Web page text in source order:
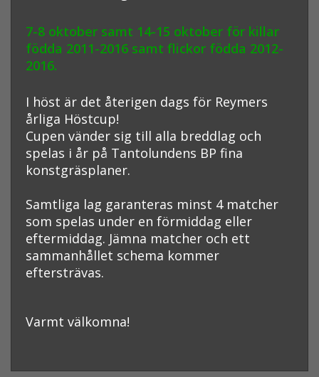
7-8 oktober samt 14-15 oktober för killar
födda 2011-2016 samt flickor födda 2012-
2016.
I höst är det återigen dags för Reymers
årliga Höstcup!
Cupen vänder sig till alla breddlag och
spelas i år på Tantolundens BP fina
konstgräsplaner.
Samtliga lag garanteras minst 4 matcher
som spelas under en förmiddag eller
eftermiddag. Jämna matcher och ett
sammanhållet schema kommer
eftersträvas.
Varmt välkomna!